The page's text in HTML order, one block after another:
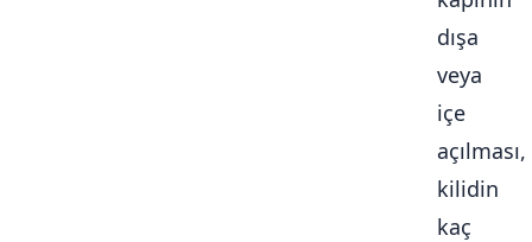
dışa
veya
içe
açılması,
kilidin
kaç